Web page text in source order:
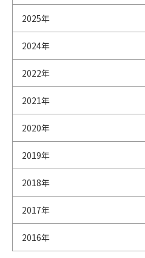
2025年
2024年
2022年
2021年
2020年
2019年
2018年
2017年
2016年